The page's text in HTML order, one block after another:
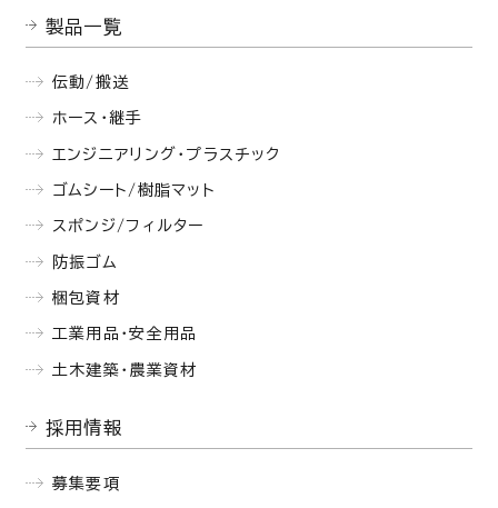
製品一覧
伝動/搬送
ホース・継手
エンジニアリング・プラスチック
ゴムシート/樹脂マット
スポンジ/フィルター
防振ゴム
梱包資材
工業用品・安全用品
土木建築・農業資材
採用情報
募集要項